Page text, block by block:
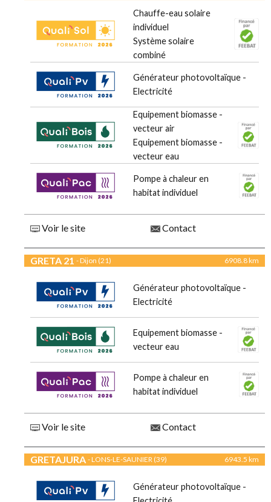
Chauffe-eau solaire
individuel
Système solaire
combiné
Générateur photovoltaïque -
Electricité
Equipement biomasse -
vecteur air
Equipement biomasse -
vecteur eau
Pompe à chaleur en
habitat individuel
Voir le site Contact
GRETA 21 - Dijon (21) 6908.8 km
Générateur photovoltaïque -
Electricité
Equipement biomasse -
vecteur eau
Pompe à chaleur en
habitat individuel
Voir le site Contact
GRETAJURA - LONS-LE-SAUNIER (39) 6943.5 km
Générateur photovoltaïque -